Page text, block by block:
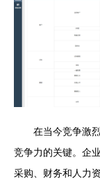
在当今竞争激
竞争力的关键。企
采购、财务和人力